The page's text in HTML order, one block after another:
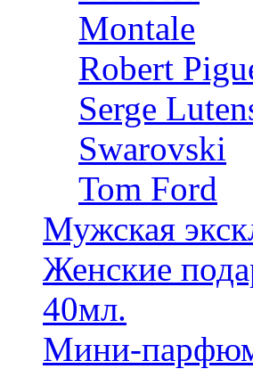
Montale
Robert
Serge
Swarovski
Tom Ford
Мужская
Женские
40мл.
Мини-